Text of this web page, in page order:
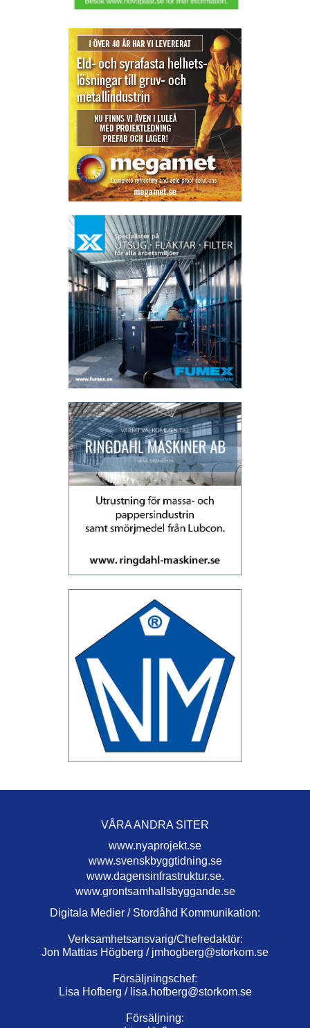
VÅRA ANDRA SITER
www.nyaprojekt.se
www.svenskbyggtidning.se
www.dagensinfrastruktur.se.
www.grontsamhallsbyggande.se
Digitala Medier / Stordåhd Kommunikation:
Verksamhetsansvarig/Chefredaktör:
Jon Mattias Högberg / jmhogberg@storkom.se
Försäljningschef:
Lisa Hofberg / lisa.hofberg@storkom.se
Försäljning: